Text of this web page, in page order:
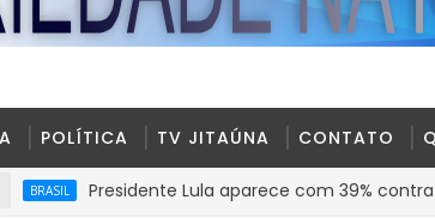
POLÍTICA TV JITAÚNA CONTATO
Presidente Lula aparece com 39% contra 30% de